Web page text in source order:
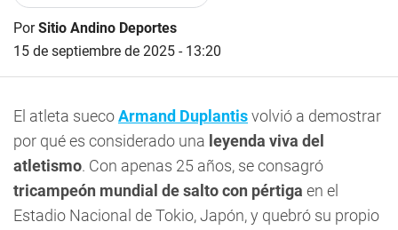
PorSitio Andino Deportes
15 de septiembre de 2025 - 13:20
El atleta suecoArmand Duplantisvolvió a demostrar
por qué es considerado una leyenda viva del
atletismo. Con apenas 25 años, se consagró
tricampeón mundial de salto con pértiga en el
Estadio Nacional de Tokio, Japón, y quebró su propio